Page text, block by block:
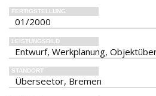
FERTIGSTELLUNG
01/2000
LEISTUNGSBILD
Entwurf, Werkplanung,
STANDORT
Überseetor, Bremen